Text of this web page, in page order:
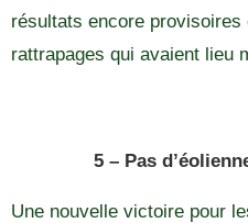
résultats encore provisoires
rattrapages qui avaient lieu
5 – Pas
Une nouvelle victoire pour